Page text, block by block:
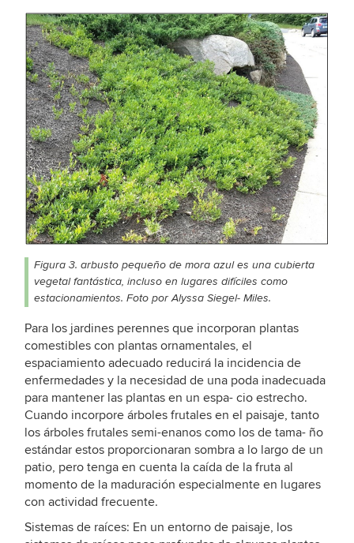
Figura 3. arbusto pequeño de mora azul es una cubierta
vegetal fantástica, incluso en lugares difíciles como
estacionamientos. Foto por Alyssa Siegel- Miles.
Para los jardines perennes que incorporan plantas
comestibles con plantas ornamentales, el
espaciamiento adecuado reducirá la incidencia de
enfermedades y la necesidad de una poda inadecuada
para mantener las plantas en un espa- cio estrecho.
Cuando incorpore árboles frutales en el paisaje, tanto
los árboles frutales semi-enanos como los de tama- ño
estándar estos proporcionaran sombra a lo largo de un
patio, pero tenga en cuenta la caída de la fruta al
momento de la maduración especialmente en lugares
con actividad frecuente.
Sistemas de raíces: En un entorno de paisaje, los